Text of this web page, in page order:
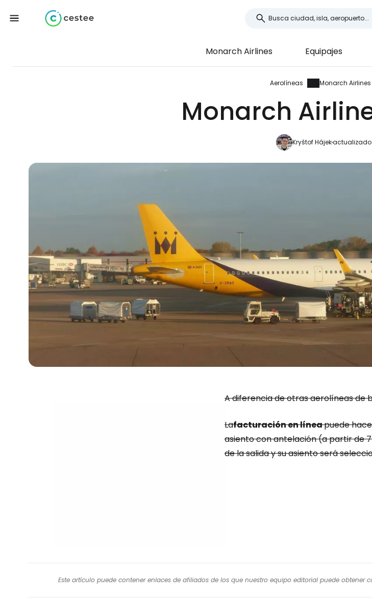
Monarch Airlines Equipajes
Aerolíneas Monarch Airlines
Monarch
Kryštof Hájekactualizado
A diferencia de otras aerolíneas de
Lafacturación en líneapuede
asiento con antelación (a partir de
de la salida y su asiento será
Este artículo puede contener enlaces de afiliados de los que nuestro equipo editorial puede obtener